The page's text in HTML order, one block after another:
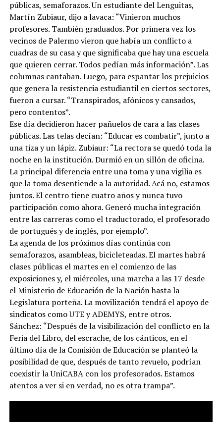
públicas, semaforazos. Un estudiante del Lenguitas,
Martín Zubiaur, dijo a lavaca: “Vinieron muchos
profesores. También graduados. Por primera vez los
vecinos de Palermo vieron que había un conflicto a
cuadras de su casa y que significaba que hay una escuela
que quieren cerrar. Todos pedían más información”. Las
columnas cantaban. Luego, para espantar los prejuicios
que genera la resistencia estudiantil en ciertos sectores,
fueron a cursar. “Transpirados, afónicos y cansados,
pero contentos”.
Ese día decidieron hacer pañuelos de cara a las clases
públicas. Las telas decían: “Educar es combatir”, junto a
una tiza y un lápiz. Zubiaur: “La rectora se quedó toda la
noche en la institución. Durmió en un sillón de oficina.
La principal diferencia entre una toma y una vigilia es
que la toma desentiende a la autoridad. Acá no, estamos
juntos. El centro tiene cuatro años y nunca tuvo
participación como ahora. Generó mucha integración
entre las carreras como el traductorado, el profesorado
de portugués y de inglés, por ejemplo”.
La agenda de los próximos días continúa con
semaforazos, asambleas, bicicleteadas. El martes habrá
clases públicas el martes en el comienzo de las
exposiciones y, el miércoles, una marcha a las 17 desde
el Ministerio de Educación de la Nación hasta la
Legislatura porteña. La movilización tendrá el apoyo de
sindicatos como UTE y ADEMYS, entre otros.
Sánchez: “Después de la visibilización del conflicto en la
Feria del Libro, del escrache, de los cánticos, en el
último día de la Comisión de Educación se planteó la
posibilidad de que, después de tanto revuelo, podrían
coexistir la UniCABA con los profesorados. Estamos
atentos a ver si en verdad, no es otra trampa”.